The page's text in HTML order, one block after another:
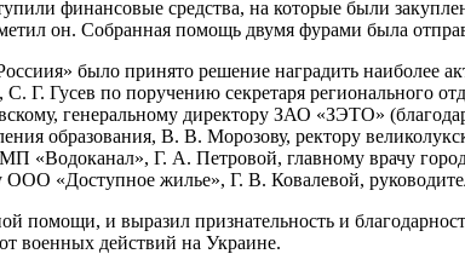
финансовые средства, на которые были
он. Собранная помощь двумя фурами была
было принято решение наградить наиболее
Г. Гусев по поручению секретаря регионального
генеральному директору ЗАО «ЗЭТО»
образования, В. В. Морозову, ректору
Г. А. Петровой, главному врачу
«Доступное жилье», Г. В. Ковалевой,
помощи, и выразил признательность и
военных действий на Украине.